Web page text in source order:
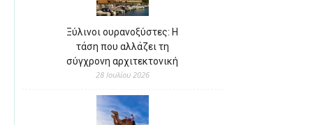
Ξύλινοι ουρανοξύστες: Η
τάση που αλλάζει τη
σύγχρονη αρχιτεκτονική
28 Ιουλίου 2026